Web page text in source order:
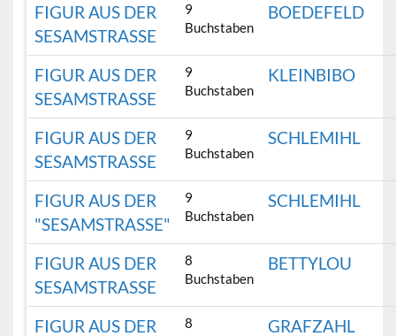
FIGUR AUS DER
SESAMSTRASSE
9
Buchstaben
BOEDEFELD
FIGUR AUS DER
SESAMSTRASSE
9
Buchstaben
KLEINBIBO
FIGUR AUS DER
SESAMSTRASSE
9
Buchstaben
SCHLEMIHL
FIGUR AUS DER
"SESAMSTRASSE"
9
Buchstaben
SCHLEMIHL
FIGUR AUS DER
SESAMSTRASSE
8
Buchstaben
BETTYLOU
FIGUR AUS DER
8
GRAFZAHL